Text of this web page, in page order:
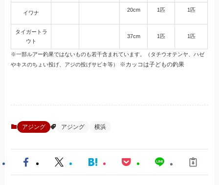
イワナ 20cm 1匹 1匹
タイガートラ
ウト
37cm 1匹 1匹
※一部ルアー釣果ではないものも若干含まれています。（タチウオテンヤ、ハゼ
やキスのちょい投げ、アジの投げサビキ等） ※カッコは子どもの釣果
アジング アジング 横浜